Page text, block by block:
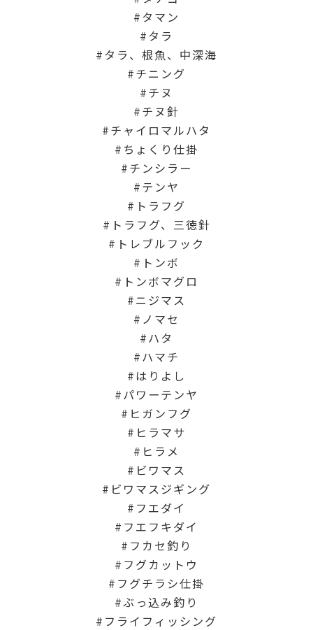
タマン
タラ
タラ、根魚、中深海
チニング
チヌ
チヌ針
チャイロマルハタ
ちょくり仕掛
チンシラー
テンヤ
トラフグ
トラフグ、三徳針
トレブルフック
トンボ
トンボマグロ
ニジマス
ノマセ
ハタ
ハマチ
はりよし
パワーテンヤ
ヒガンフグ
ヒラマサ
ヒラメ
ビワマス
ビワマスジギング
フエダイ
フエフキダイ
フカセ釣り
フグカットウ
フグチラシ仕掛
ぶっ込み釣り
フライフィッシング